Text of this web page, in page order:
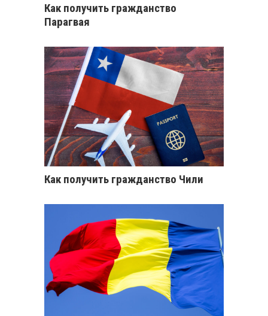
Как получить гражданство
Парагвая
Как получить гражданство Чили